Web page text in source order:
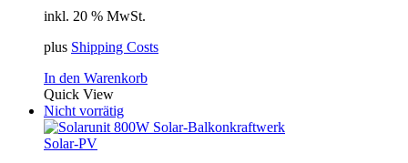
inkl. 20 % MwSt.
plus Shipping Costs
In den Warenkorb
Quick View
Nicht vorrätig
Solar-PV